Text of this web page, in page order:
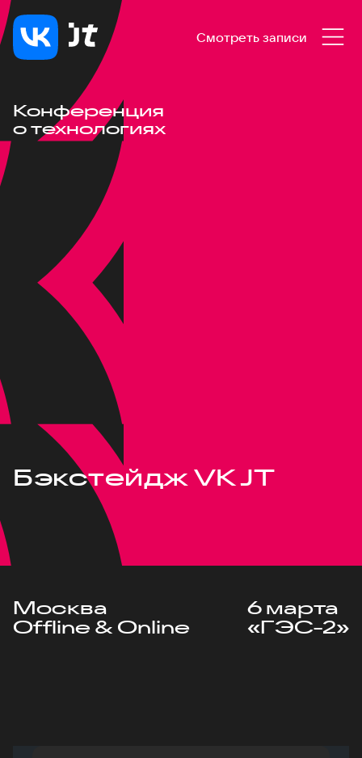
Смотреть записи
Конференция
о технологиях
Бэкстейдж VK JT
Москва
Offline & Online
6 марта
«ГЭС-2»